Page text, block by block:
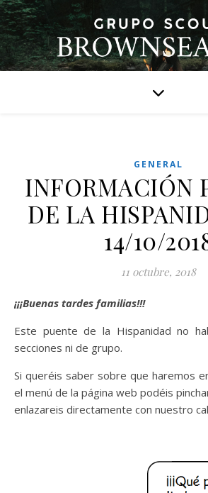
GENERAL
INFORMACIÓN
DE LA
14/10/
11 octubre, 2018
¡¡¡Buenas tardes familias!!!
Este puente de la Hispanidad no
secciones ni de grupo.
Si queréis saber sobre que haremos
el menú de la página web podéis
enlazareis directamente con nuestro